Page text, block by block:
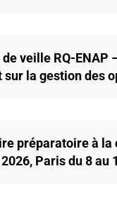
veille RQ-ENAP
sur la gestion des
préparatoire à la
Paris du 8 au